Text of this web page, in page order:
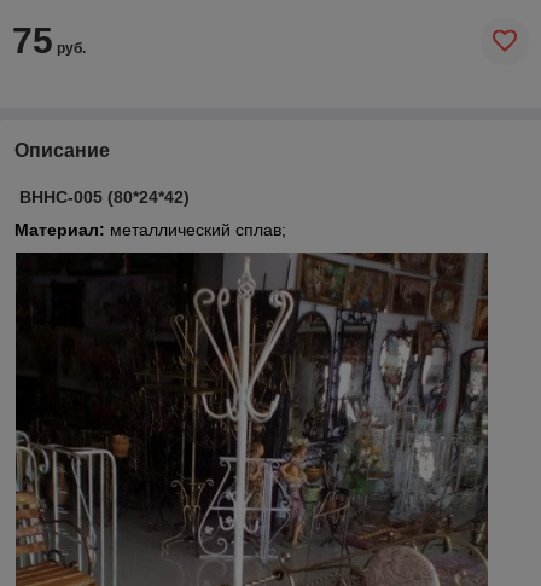
75 руб.
Описание
ВННC-005 (80*24*42)
Материал: металлический сплав;